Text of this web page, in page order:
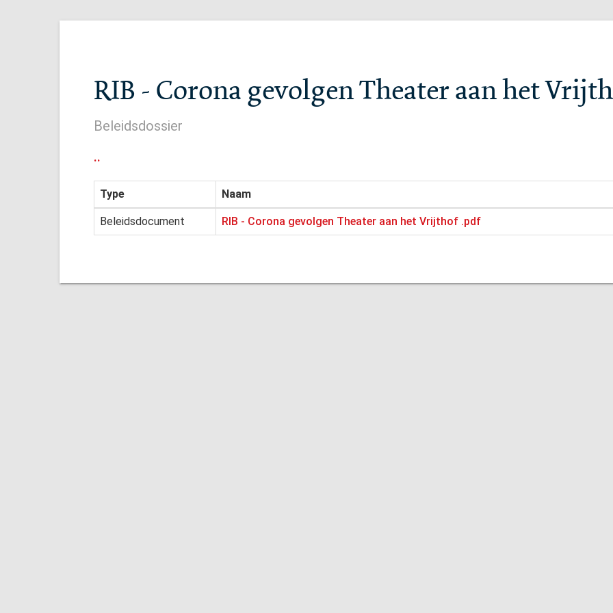
RIB - Corona gevolgen Theater aan het
Beleidsdossier
..
Type Naam
Beleidsdocument RIB - Corona gevolgen Theater aan het Vrijthof .pdf